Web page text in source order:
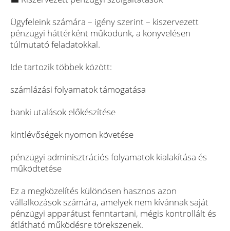
Ügyfeleink számára – igény szerint – kiszervezett
pénzügyi háttérként működünk, a könyvelésen
túlmutató feladatokkal.
Ide tartozik többek között:
számlázási folyamatok támogatása
banki utalások előkészítése
kintlévőségek nyomon követése
pénzügyi adminisztrációs folyamatok kialakítása és
működtetése
Ez a megközelítés különösen hasznos azon
vállalkozások számára, amelyek nem kívánnak saját
pénzügyi apparátust fenntartani, mégis kontrollált és
átlátható működésre törekszenek.